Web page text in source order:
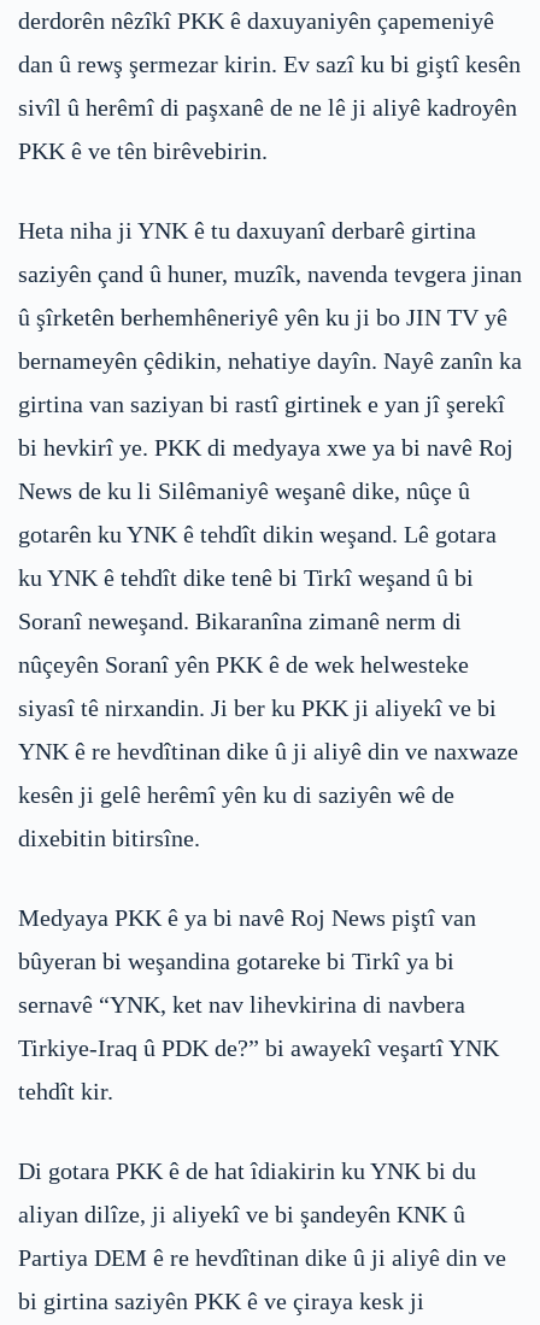
derdorên nêzîkî PKK ê daxuyaniyên çapemeniyê
dan û rewş şermezar kirin. Ev sazî ku bi giştî kesên
sivîl û herêmî di paşxanê de ne lê ji aliyê kadroyên
PKK ê ve tên birêvebirin.
Heta niha ji YNK ê tu daxuyanî derbarê girtina
saziyên çand û huner, muzîk, navenda tevgera jinan
û şîrketên berhemhêneriyê yên ku ji bo JIN TV yê
bernameyên çêdikin, nehatiye dayîn. Nayê zanîn ka
girtina van saziyan bi rastî girtinek e yan jî şerekî
bi hevkirî ye. PKK di medyaya xwe ya bi navê Roj
News de ku li Silêmaniyê weşanê dike, nûçe û
gotarên ku YNK ê tehdît dikin weşand. Lê gotara
ku YNK ê tehdît dike tenê bi Tirkî weşand û bi
Soranî neweşand. Bikaranîna zimanê nerm di
nûçeyên Soranî yên PKK ê de wek helwesteke
siyasî tê nirxandin. Ji ber ku PKK ji aliyekî ve bi
YNK ê re hevdîtinan dike û ji aliyê din ve naxwaze
kesên ji gelê herêmî yên ku di saziyên wê de
dixebitin bitirsîne.
Medyaya PKK ê ya bi navê Roj News piştî van
bûyeran bi weşandina gotareke bi Tirkî ya bi
sernavê “YNK, ket nav lihevkirina di navbera
Tirkiye-Iraq û PDK de?” bi awayekî veşartî YNK
tehdît kir.
Di gotara PKK ê de hat îdiakirin ku YNK bi du
aliyan dilîze, ji aliyekî ve bi şandeyên KNK û
Partiya DEM ê re hevdîtinan dike û ji aliyê din ve
bi girtina saziyên PKK ê ve çiraya kesk ji